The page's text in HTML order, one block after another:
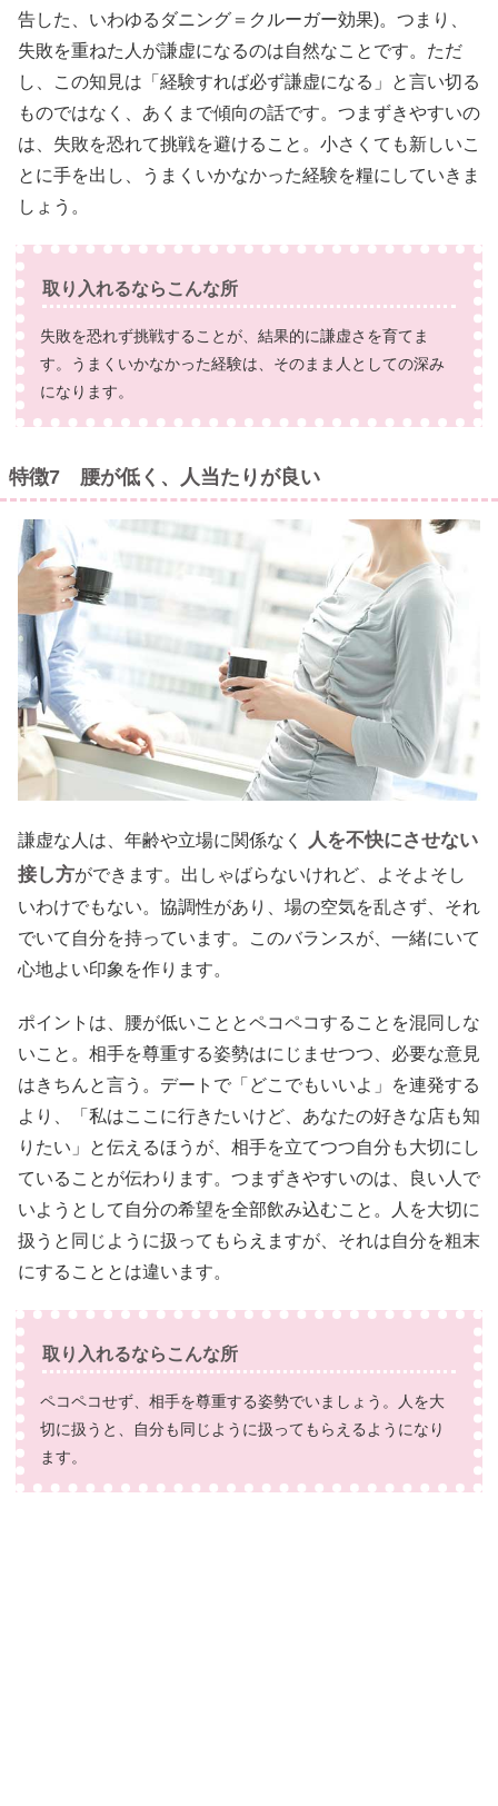
告した、いわゆるダニング＝クルーガー効果)。つまり、
失敗を重ねた人が謙虚になるのは自然なことです。ただ
し、この知見は「経験すれば必ず謙虚になる」と言い切る
ものではなく、あくまで傾向の話です。つまずきやすいの
は、失敗を恐れて挑戦を避けること。小さくても新しいこ
とに手を出し、うまくいかなかった経験を糧にしていきま
しょう。
取り入れるならこんな所
失敗を恐れず挑戦することが、結果的に謙虚さを育てま
す。うまくいかなかった経験は、そのまま人としての深み
になります。
特徴7 腰が低く、人当たりが良い
謙虚な人は、年齢や立場に関係なく
人を不快にさせない
接し方ができます。出しゃばらないけれど、よそよそし
いわけでもない。協調性があり、場の空気を乱さず、それ
でいて自分を持っています。このバランスが、一緒にいて
心地よい印象を作ります。
ポイントは、腰が低いこととペコペコすることを混同しな
いこと。相手を尊重する姿勢はにじませつつ、必要な意見
はきちんと言う。デートで「どこでもいいよ」を連発する
より、「私はここに行きたいけど、あなたの好きな店も知
りたい」と伝えるほうが、相手を立てつつ自分も大切にし
ていることが伝わります。つまずきやすいのは、良い人で
いようとして自分の希望を全部飲み込むこと。人を大切に
扱うと同じように扱ってもらえますが、それは自分を粗末
にすることとは違います。
取り入れるならこんな所
ペコペコせず、相手を尊重する姿勢でいましょう。人を大
切に扱うと、自分も同じように扱ってもらえるようになり
ます。